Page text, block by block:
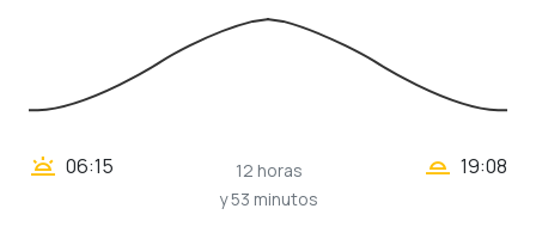
wb_twilight 06:15
12 horas
y 53 minutos
wb_twilight_2 19:08